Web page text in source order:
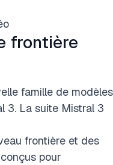
frontière
famille de modèles
3. La suite Mistral 3
frontière et des
pour